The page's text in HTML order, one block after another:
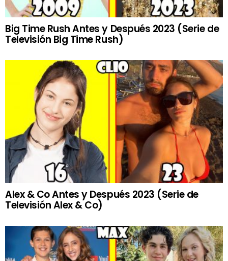
Big Time Rush Antes y Después 2023 (Serie de
Televisión Big Time Rush)
Alex & Co Antes y Después 2023 (Serie de
Televisión Alex & Co)